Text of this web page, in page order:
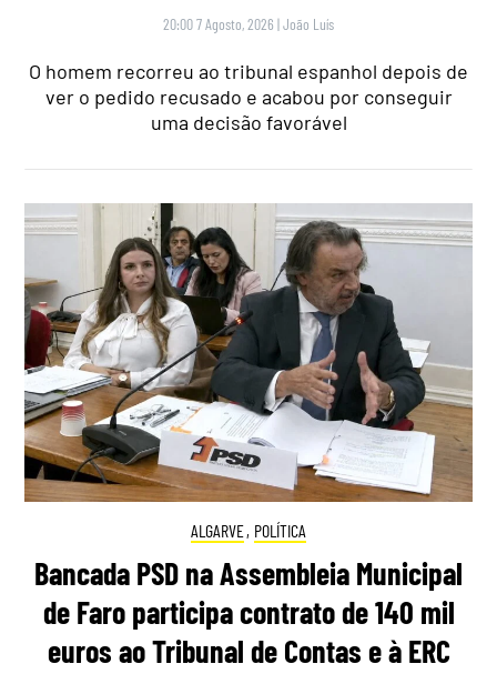
20:00 7 Agosto, 2026 |João Luís
O homem recorreu ao tribunal espanhol depois de
ver o pedido recusado e acabou por conseguir
uma decisão favorável
ALGARVE, POLÍTICA
Bancada PSD na Assembleia Municipal
de Faro participa contrato de 140 mil
euros ao Tribunal de Contas e à ERC